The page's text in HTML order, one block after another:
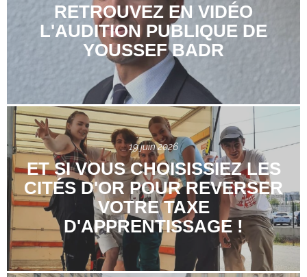
RETROUVEZ EN VIDÉO
L'AUDITION PUBLIQUE DE
YOUSSEF BADR
19 juin 2026
ET SI VOUS CHOISISSIEZ LES
CITÉS D'OR POUR REVERSER
VOTRE TAXE
D'APPRENTISSAGE !